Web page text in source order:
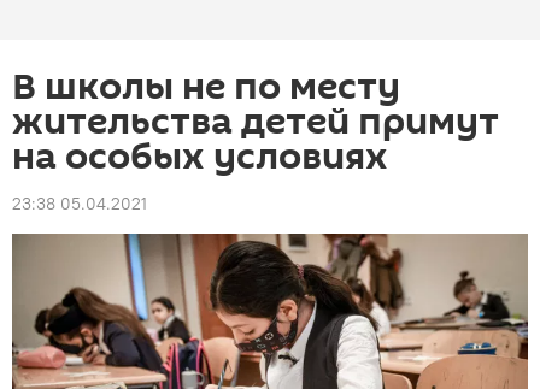
В школы не по месту
жительства детей примут
на особых условиях
23:38 05.04.2021